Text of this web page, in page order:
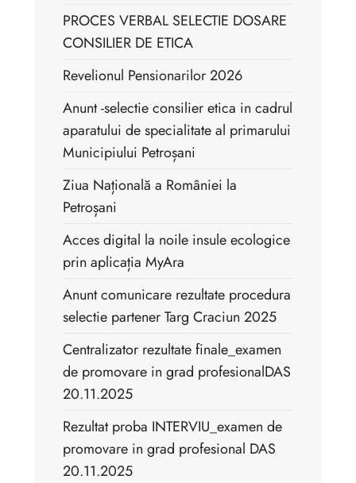
PROCES VERBAL SELECTIE DOSARE
CONSILIER DE ETICA
Revelionul Pensionarilor 2026
Anunt -selectie consilier etica in cadrul
aparatului de specialitate al primarului
Municipiului Petroșani
Ziua Națională a României la
Petroșani
Acces digital la noile insule ecologice
prin aplicația MyAra
Anunt comunicare rezultate procedura
selectie partener Targ Craciun 2025
Centralizator rezultate finale_examen
de promovare in grad profesionalDAS
20.11.2025
Rezultat proba INTERVIU_examen de
promovare in grad profesional DAS
20.11.2025